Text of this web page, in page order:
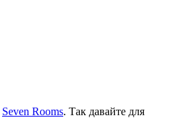
Seven Rooms. Так давайте для